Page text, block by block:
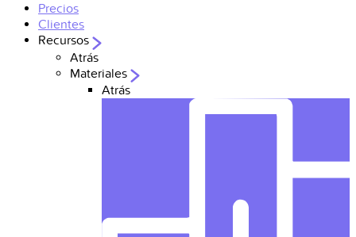
Precios
Clientes
Recursos
Atrás
Materiales
Atrás